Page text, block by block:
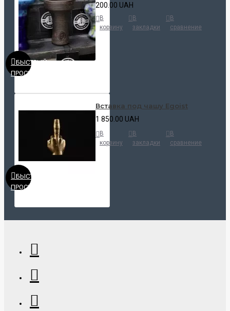
БЫСТРЫЙ
ПРОСМОТР
200.00 UAH
В
корзину
В
закладки
В
сравнение
БЫСТРЫЙ
ПРОСМОТР
Вставка под чашу Egoist
1 850.00 UAH
В
корзину
В
закладки
В
сравнение